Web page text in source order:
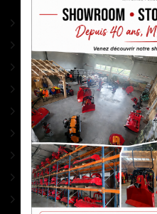
PHARMACIE
CABLES DEBARDAGE
ACCESSOIRES DEBARDAGE
SIGNALISATION
MESURES
MARQUAGE
ELAGAGE
ACCESSOIRES Tronço
COINS A FRAPPER